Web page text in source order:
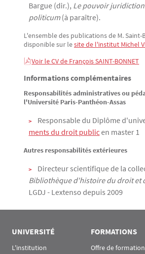
Bargue (dir.), Le pouvoir
politicum(à paraître).
L'ensemble des publications de M. Saint-
disponible sur lesite de l'institut Michel
Voir le CV de François SAINT-BONNET
Informations complémentaires
Responsabilités administratives ou
l'Université Paris-Panthéon-Assas
Responsable du Diplôme
ments du droit publicen master 1
Autres responsabilités extérieures
Directeur scientifique de la
Bibliothèque d'histoire du droit et
LGDJ - Lextenso depuis 2009
UNIVERSITÉ
L'institution
FORMATIONS
Offre de formation